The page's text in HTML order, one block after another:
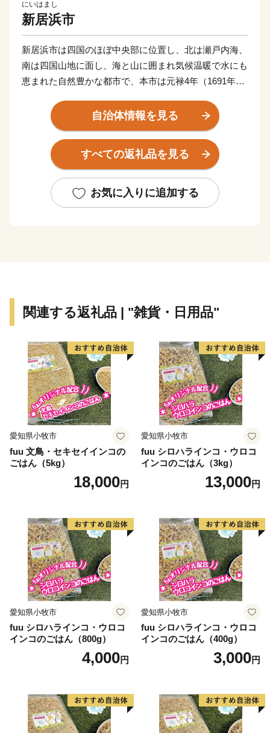
にいはまし
新居浜市
新居浜市は四国のほぼ中央部に位置し、北は瀬戸内海、
南は四国山地に面し、海と山に囲まれ気候温暖で水にも
恵まれた自然豊かな都市で、本市は元禄4年（1691年）
市内には日本経済の発展にも貢献した別子銅山の歴史を
伝える産業遺産も数多く残っており、それらを活かした
観光や伝統文化行事の保存と継承、そしてスポーツの振
【返礼品のお届け】
い。
【寄附金受領証およびワンストップ特例申請書】
・受領証及びワンストップ特例申請書は、決済完了また
はお振込み後市への収納確認ができ次第、2～3週間ほど
でお送りします。
・ワンストップ特例申請書は、ご希望の方に受領証と共
にお送りします。必要情報を記載の上、下記送付先まで
ご返送ください。
[送付先]〒785-0036 高知県須崎市緑町9−27 4F ふるさと
・マイナンバーカードをお持ちの方は、自治体マイペー
ジよりお手続きが可能です。
https://mypg.jp/auth/login/
※アカウントの登録が必要になります。
【ワンストップ受付書】
・ワンストップ特例申請書を返送いただき、受理を完了
した段階で、ご登録いただいたメールアドレス宛に受付
完了メールを送信します。
・国（総務省）からの要請に基づき、平成29年6月よ
り、新居浜市内在住の方からのご寄附につきましては、
返礼品の送付を取りやめることといたしましたのでご了
自治体情報を見る
すべての返礼品を見る
お気に入りに追加する
関連する返礼品 | "雑貨・日用品"
愛知県小牧市
fuu 文鳥・セキセイインコの
ごはん（5kg）
18,000円
愛知県小牧市
fuu シロハラインコ・ウロコ
インコのごはん（3kg）
13,000円
愛知県小牧市
fuu シロハラインコ・ウロコ
インコのごはん（800g）
4,000円
愛知県小牧市
fuu シロハラインコ・ウロコ
インコのごはん（400g）
3,000円